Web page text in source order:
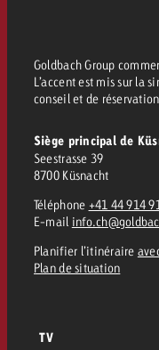
Goldbach Group
L’accent est mis sur la
conseil et de
Siège principal de
Seestrasse 39
8700 Küsnacht
Téléphone +41 44 914
E-mail
Planifier l’itinéraire
Plan de situation
TV